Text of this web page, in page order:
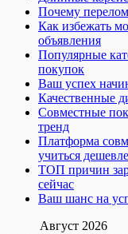
Почему перелом
Как избежать
объявления
Популярные
покупок
Ваш успех
Качественные
Совместные
тренд
Платформа
учиться дешевле
ТОП причин
сейчас
Ваш шанс на
Август 2026